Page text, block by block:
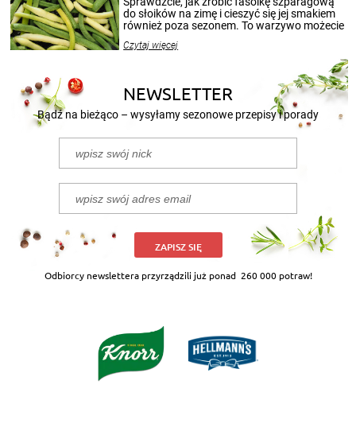
przetworów.
do słoików na zimę i cieszyć się jej smakiem
również poza sezonem. To warzywo możecie
nasze propozycje!
Czytaj więcej
NEWSLETTER
Bądź na bieżąco – wysyłamy sezonowe przepisy i porady
ZAPISZ SIĘ
Odbiorcy newslettera przyrządzili już ponad 260 000 potraw!